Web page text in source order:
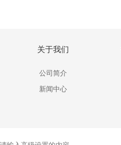
关于我们
公司简介
新闻中心